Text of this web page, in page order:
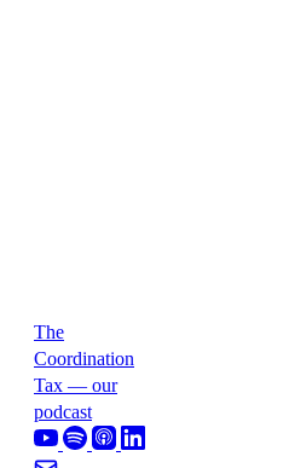
The
Coordination
Tax — our
podcast